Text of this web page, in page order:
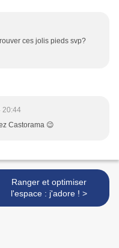
ces jolis pieds svp?
20:44
Castorama 😉
Ranger et optimiser
l'espace : j'adore ! >